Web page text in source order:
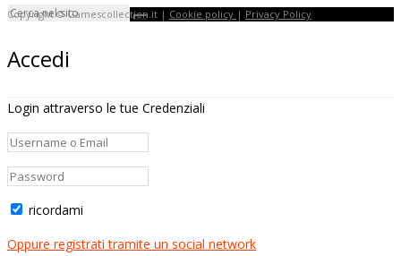
Copyright © Gamescollection.it | Cookie policy | Privacy Policy
Accedi
Login attraverso le tue Credenziali
ricordami
Oppure registrati tramite un social network